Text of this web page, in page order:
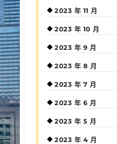
2023 年 11 月
2023 年 10 月
2023 年 9 月
2023 年 8 月
2023 年 7 月
2023 年 6 月
2023 年 5 月
2023 年 4 月